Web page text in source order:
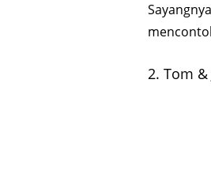
2. Tom &